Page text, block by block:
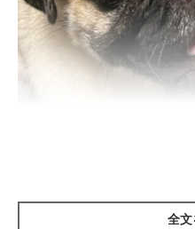
——犬はおなかが空いていると
全